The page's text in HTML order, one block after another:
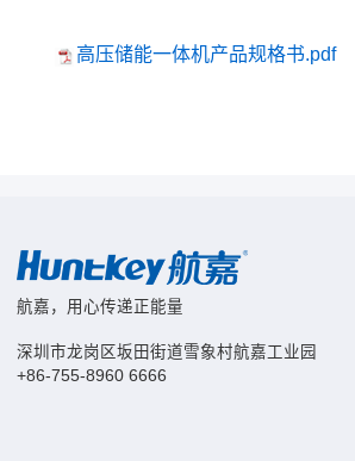
高压储能一体机产品规格书.pdf
航嘉，用心传递正能量
深圳市龙岗区坂田街道雪象村航嘉工业园
+86-755-8960 6666